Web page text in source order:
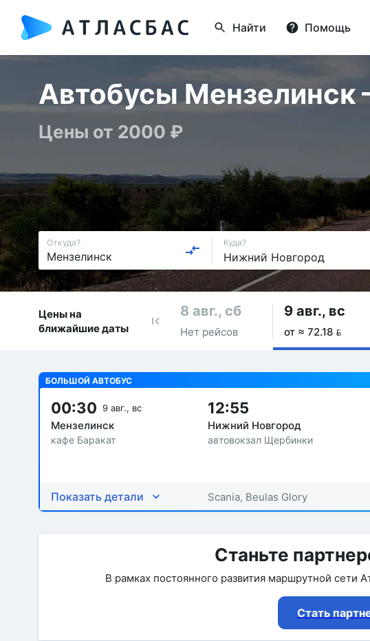
Найти Помощь
Автобусы Мензелинск
Цены от 2000 ₽
Откуда? Куда?
Цены на
ближайшие даты
8 авг., сб
Нет рейсов
9 авг., вс
от ≈ 72.18 
БОЛЬШОЙ АВТОБУС
00:30 9 авг., вс
Мензелинск
кафе Баракат
12:55
Нижний Новгород
автовокзал Щербинки
Показать детали Scania, Beulas Glory
Станьте
В рамках постоянного развития маршрутной сети
Стать